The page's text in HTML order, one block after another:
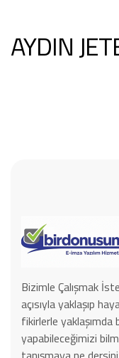
AYDIN
Bizimle Çalışmak
açısıyla yaklaşıp
fikirlerle yaklaşımda
yapabileceğimizi